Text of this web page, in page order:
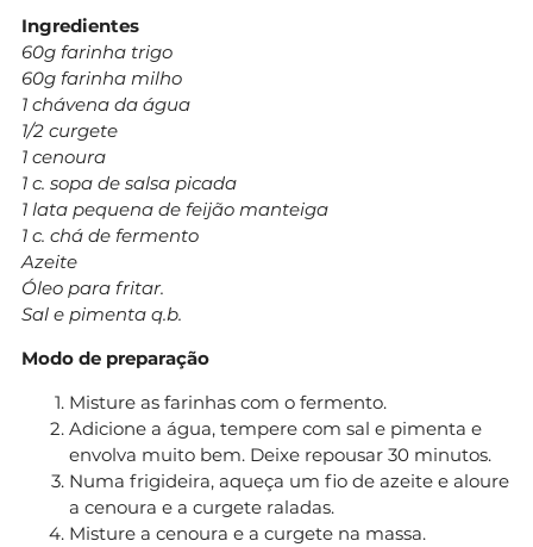
Ingredientes
60g farinha trigo
60g farinha milho
1 chávena da água
1/2 curgete
1 cenoura
1 c. sopa de salsa picada
1 lata pequena de feijão manteiga
1 c. chá de fermento
Azeite
Óleo para fritar.
Sal e pimenta q.b.
Modo de preparação
Misture as farinhas com o fermento.
Adicione a água, tempere com sal e pimenta e
envolva muito bem. Deixe repousar 30 minutos.
Numa frigideira, aqueça um fio de azeite e aloure
a cenoura e a curgete raladas.
Misture a cenoura e a curgete na massa.